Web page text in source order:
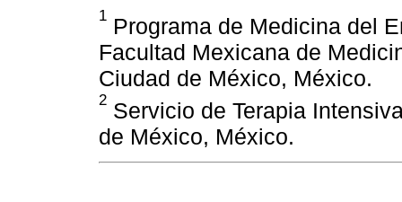
1 Programa de Medicina del
Facultad Mexicana de
Ciudad de México, México.
2 Servicio de Terapia
de México, México.